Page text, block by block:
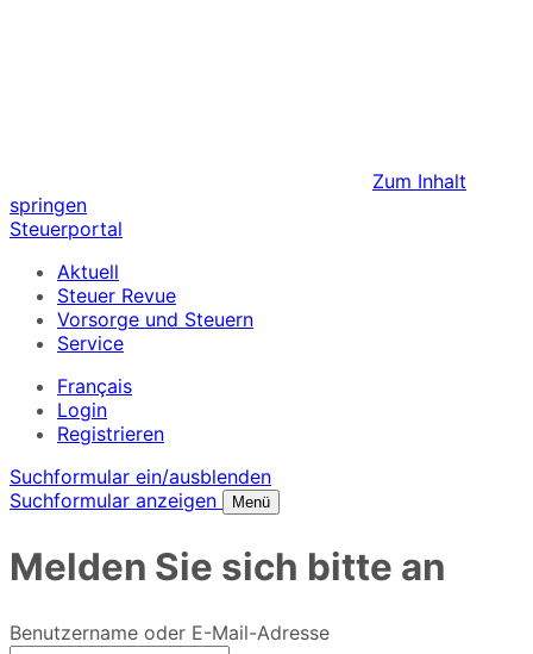
Zum Inhalt
springen
Steuerportal
Aktuell
Steuer Revue
Vorsorge und Steuern
Service
Français
Login
Registrieren
Suchformular ein/ausblenden
Suchformular anzeigen
Menü
Melden Sie sich bitte an
Benutzername oder E-Mail-Adresse